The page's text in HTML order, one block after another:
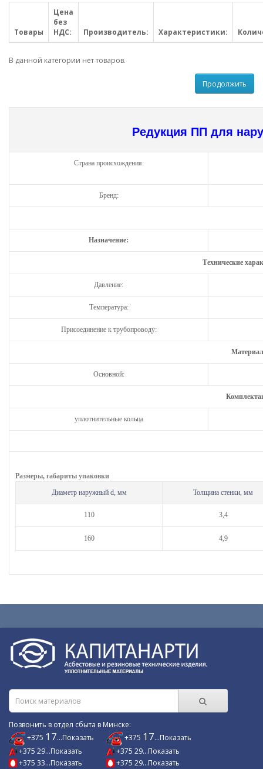
Товары
Цена
без
НДС:
Производитель: Характеристики:
В данной категории нет товаров.
Продолжить
Редукция ПП для
Страна происхождения:
Бренд:
Назначение:
Технические
Давление:
Температура:
Присоединение к трубопроводу:
Основной:
уплотнительные кольца
Размеры, габариты упаковки
Диаметр наружный d, мм
Толщина стенки, мм
110 3,4
160 4,9
Позвонить в отдел сбыта в Минске:
+375 17...Показать
+375 29...Показать
+375 33...Показать
+375 17...Показать
+375 29...Показать
+375 29...Показать